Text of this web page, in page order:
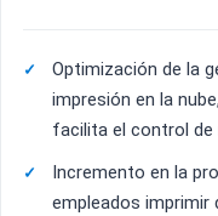
Optimización de la
impresión en la
facilita el control de
Incremento en la
empleados imprimir